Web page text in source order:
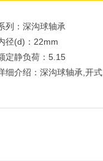
列：深沟球轴承
径(d)：22mm
定静负荷：5.15
细介绍：深沟球轴承,开式